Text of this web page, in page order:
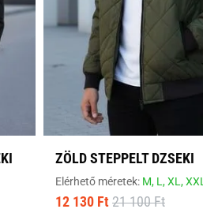
ZÖLD STEPPELT DZSEKI
Elérhető méretek: M, L,XL,XXL
12 130 Ft 21 100 Ft